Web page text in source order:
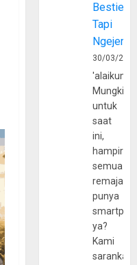
Bestie
Tapi
30/03/
Mungkin
untuk
saat
ini,
hampir
semua
remaja
punya
ya?
Kami
sarankan,